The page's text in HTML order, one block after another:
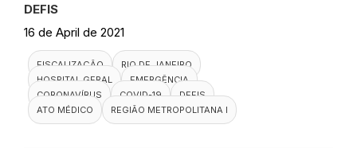
DEFIS
16 de April de 2021
FISCALIZAÇÃO
RIO DE JANEIRO
HOSPITAL GERAL
EMERGÊNCIA
CORONAVÍRUS
COVID-19
DEFIS
ATO MÉDICO
REGIÃO METROPOLITANA I